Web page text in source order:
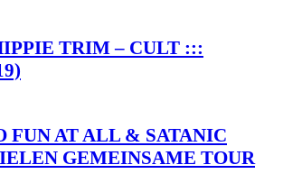
TRIM – CULT :::
FUN AT ALL & SATANIC
GEMEINSAME TOUR